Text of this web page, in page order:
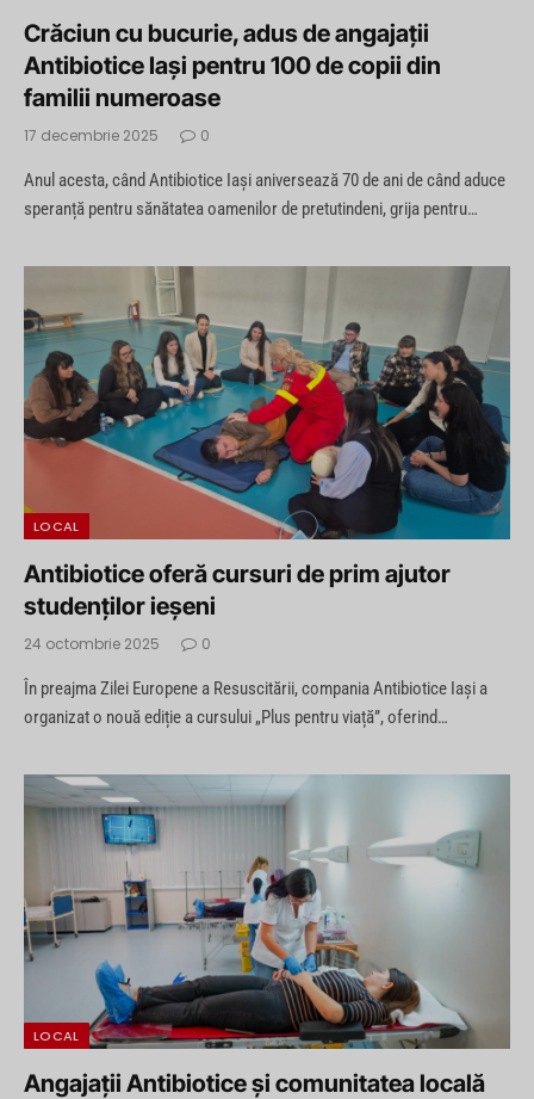
Crăciun cu bucurie, adus de angajații
Antibiotice Iași pentru 100 de copii din
familii numeroase
17 decembrie 2025 0
Anul acesta, când Antibiotice Iași aniversează 70 de ani de când aduce
speranță pentru sănătatea oamenilor de pretutindeni, grija pentru…
LOCAL
Antibiotice oferă cursuri de prim ajutor
studenților ieșeni
24 octombrie 2025 0
În preajma Zilei Europene a Resuscitării, compania Antibiotice Iași a
organizat o nouă ediție a cursului „Plus pentru viață”, oferind…
LOCAL
Angajații Antibiotice și comunitatea locală